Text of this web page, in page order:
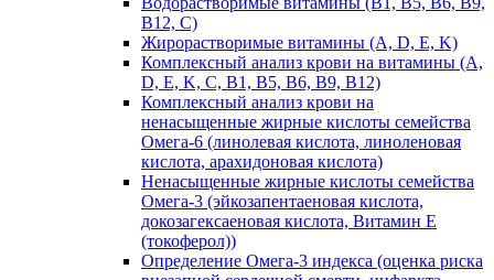
В12, С)
Жирорастворимые витамины (A, D, E, K)
Комплексный анализ крови на витамины (A,
D, E, K, C, B1, B5, B6, В9, B12)
Комплексный анализ крови на
ненасыщенные жирные кислоты семейства
Омега-6 (линолевая кислота, линоленовая
кислота, арахидоновая кислота)
Ненасыщенные жирные кислоты семейства
Омега-3 (эйкозапентаеновая кислота,
докозагексаеновая кислота, Витамин E
(токоферол))
Определение Омега-3 индекса (оценка риска